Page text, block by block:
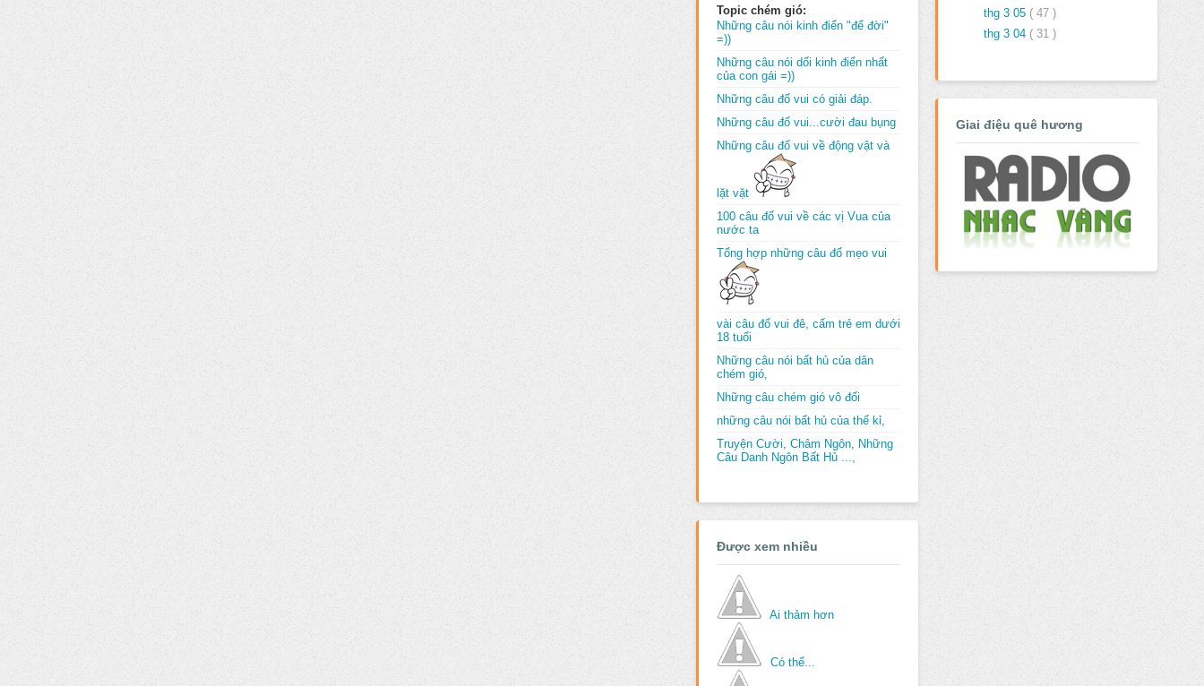
Topic chém gió:
Những câu nói kinh điển "để đời"
=))
Những câu nói dối kinh điển nhất
của con gái =))
Những câu đố vui có giải đáp.
Những câu đố vui...cười đau bụng
Những câu đố vui về động vật và
lặt vặt
100 câu đố vui về các vị Vua của
nước ta
Tổng hợp những câu đố mẹo vui
vài câu đố vui đê, cấm trẻ em dưới
18 tuổi
Những câu nói bất hủ của dân
chém gió,
Những câu chém gió vô đối
những câu nói bất hủ của thế kỉ,
Truyện Cười, Châm Ngôn, Những
Câu Danh Ngôn Bất Hủ ...,
Được xem nhiều
Ai thảm hơn
Có thể...
thg 3 05 ( 47 )
thg 3 04 ( 31 )
Giai điệu quê hương